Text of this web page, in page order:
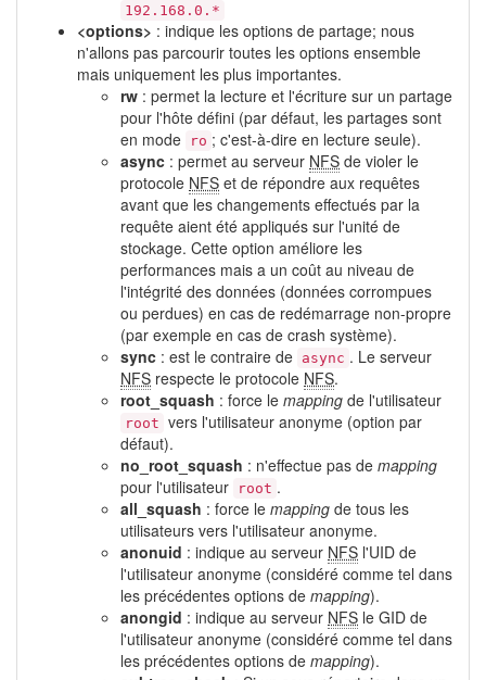
192.168.0.*
<options> : indique les options de partage; nous
n'allons pas parcourir toutes les options ensemble
mais uniquement les plus importantes.
rw : permet la lecture et l'écriture sur un partage
pour l'hôte défini (par défaut, les partages sont
en mode
ro ; c'est-à-dire en lecture seule).
async : permet au serveur NFS de violer le
protocole NFS et de répondre aux requêtes
avant que les changements effectués par la
requête aient été appliqués sur l'unité de
stockage. Cette option améliore les
performances mais a un coût au niveau de
l'intégrité des données (données corrompues
ou perdues) en cas de redémarrage non-propre
(par exemple en cas de crash système).
sync : est le contraire de async . Le serveur
NFS respecte le protocole NFS.
root_squash : force le mapping de l'utilisateur
root vers l'utilisateur anonyme (option par
défaut).
no_root_squash : n'effectue pas de mapping
pour l'utilisateur
root .
all_squash : force le mapping de tous les
utilisateurs vers l'utilisateur anonyme.
anonuid : indique au serveur NFS l'UID de
l'utilisateur anonyme (considéré comme tel dans
les précédentes options de mapping).
anongid : indique au serveur NFS le GID de
l'utilisateur anonyme (considéré comme tel dans
les précédentes options de mapping).